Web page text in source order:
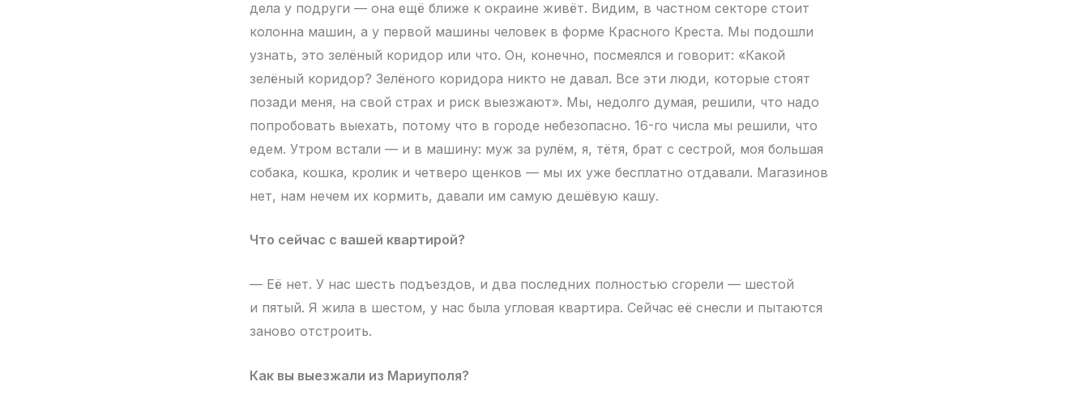
дела у подруги — она ещё ближе к окраине живёт. Видим, в частном секторе стоит
колонна машин, а у первой машины человек в форме Красного Креста. Мы подошли
узнать, это зелёный коридор или что. Он, конечно, посмеялся и говорит: «Какой
зелёный коридор? Зелёного коридора никто не давал. Все эти люди, которые стоят
позади меня, на свой страх и риск выезжают». Мы, недолго думая, решили, что надо
попробовать выехать, потому что в городе небезопасно. 16-го числа мы решили, что
едем. Утром встали — и в машину: муж за рулём, я, тётя, брат с сестрой, моя большая
собака, кошка, кролик и четверо щенков — мы их уже бесплатно отдавали. Магазинов
нет, нам нечем их кормить, давали им самую дешёвую кашу.
Что сейчас с вашей квартирой?
— Её нет. У нас шесть подъездов, и два последних полностью сгорели — шестой
и пятый. Я жила в шестом, у нас была угловая квартира. Сейчас её снесли и пытаются
заново отстроить.
Как вы выезжали из Мариуполя?